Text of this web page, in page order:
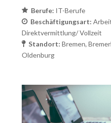
Berufe: IT-Berufe
Beschäftigungsart:
Direktvermittlung/ Vollzeit
Standort: Bremen
Oldenburg